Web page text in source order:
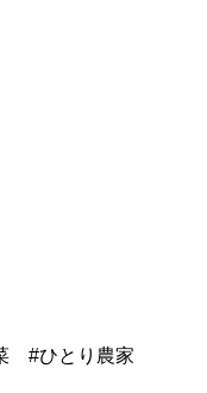
#ひとり農家